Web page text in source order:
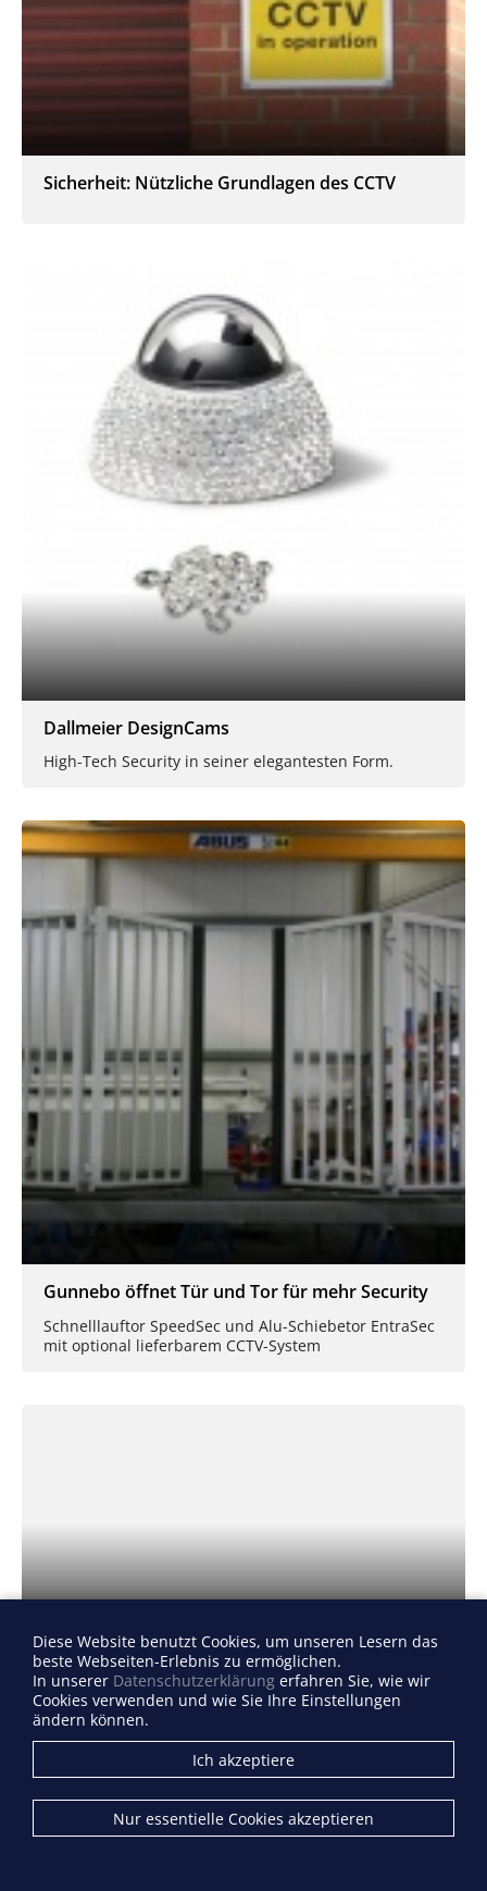
Sicherheit: Nützliche Grundlagen des CCTV
Dallmeier DesignCams
High-Tech Security in seiner elegantesten Form.
Gunnebo öffnet Tür und Tor für mehr Security
Schnelllauftor SpeedSec und Alu-Schiebetor EntraSec
mit optional lieferbarem CCTV-System
VideoIP-Linie „a tribute to Amadeus“
Hochwertige Komponenten und Gesamtlösungen von
1-Kanalsystemen bis hin zu Mega-IP-Projekten.
Diese Website benutzt Cookies, um unseren Lesern das
beste Webseiten-Erlebnis zu ermöglichen.
In unserer Datenschutzerklärung erfahren Sie, wie wir
Cookies verwenden und wie Sie Ihre Einstellungen
ändern können.
Ich akzeptiere
Nur essentielle Cookies akzeptieren